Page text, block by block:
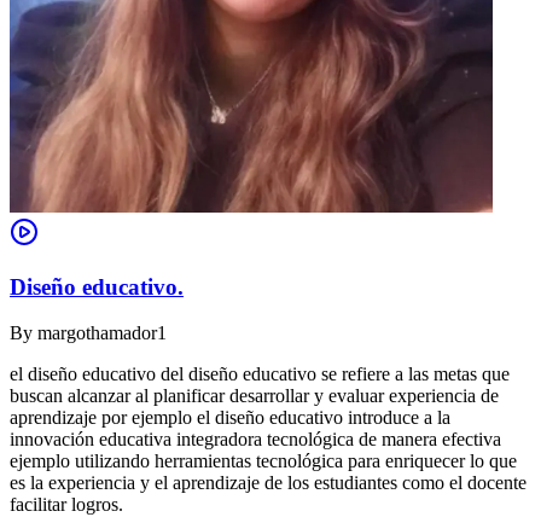
Diseño educativo.
By margothamador1
el diseño educativo del diseño educativo se refiere a las metas que
buscan alcanzar al planificar desarrollar y evaluar experiencia de
aprendizaje por ejemplo el diseño educativo introduce a la
innovación educativa integradora tecnológica de manera efectiva
ejemplo utilizando herramientas tecnológica para enriquecer lo que
es la experiencia y el aprendizaje de los estudiantes como el docente
facilitar logros.